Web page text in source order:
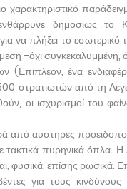
χαρακτηριστικό
δημοσίως το
να πλήξει το
-όχι
(Επιπλέον, ένα
στρατιωτών από τη
οι ισχυρισμοί του
από αυστηρές
τακτικά πυρηνικά όπλα.
επίσης ρωσικά.
για τους